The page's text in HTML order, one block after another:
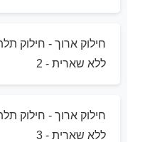
חילוק ארוך - חילוק
ללא שארית - 2
חילוק ארוך - חילוק
ללא שארית - 3